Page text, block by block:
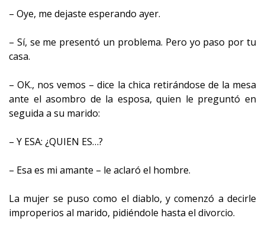
– Oye, me dejaste esperando ayer.
– Sí, se me presentó un problema. Pero yo paso por tu
casa.
– OK., nos vemos – dice la chica retirándose de la mesa
ante el asombro de la esposa, quien le preguntó en
seguida a su marido:
– Y ESA: ¿QUIEN ES…?
– Esa es mi amante – le aclaró el hombre.
La mujer se puso como el diablo, y comenzó a decirle
improperios al marido, pidiéndole hasta el divorcio.